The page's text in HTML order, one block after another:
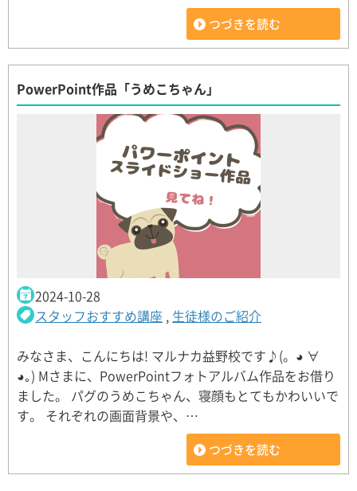
つづきを読む
PowerPoint作品「うめこちゃん」
2024-10-28
スタッフおすすめ講座 , 生徒様のご紹介
みなさま、こんにちは! マルナカ益野校です♪(。◕ ∀
◕｡) Mさまに、PowerPointフォトアルバム作品をお借り
ました。 パグのうめこちゃん、寝顔もとてもかわいいで
す。 それぞれの画面背景や、…
つづきを読む